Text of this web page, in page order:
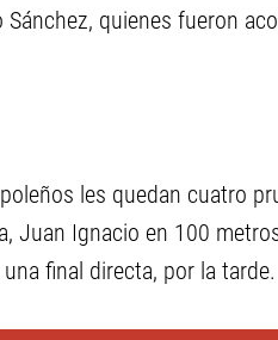
quienes fueron
les quedan cuatro
Juan Ignacio en 100
final directa, por la tarde.